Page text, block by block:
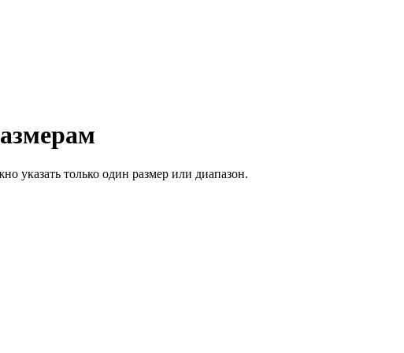
указать только один размер или диапазон.